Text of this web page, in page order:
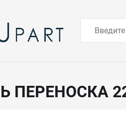
ПЕРЕНОСКА